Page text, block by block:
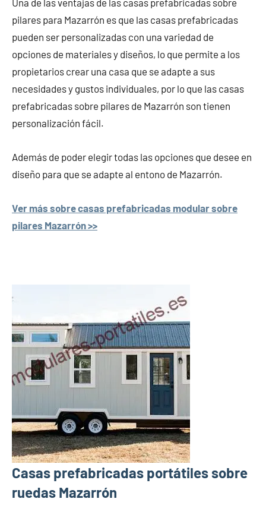
pilares para Mazarrón es que las casas prefabricadas
pueden ser personalizadas con una variedad de
opciones de materiales y diseños, lo que permite a los
propietarios crear una casa que se adapte a sus
necesidades y gustos individuales, por lo que las casas
prefabricadas sobre pilares de Mazarrón son tienen
personalización fácil.
Además de poder elegir todas las opciones que desee en
diseño para que se adapte al entono de Mazarrón.
Ver más sobre casas prefabricadas modular sobre
pilares Mazarrón >>
Casas prefabricadas portátiles sobre
ruedas Mazarrón